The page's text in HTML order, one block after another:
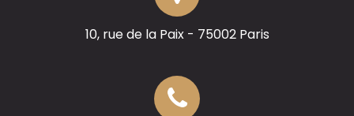
10, rue de la Paix - 75002 Paris